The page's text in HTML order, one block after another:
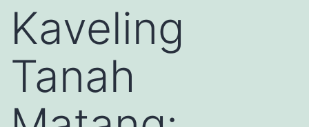
Kaveling
Tanah